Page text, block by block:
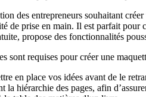
des entrepreneurs souhaitant
de prise en main. Il est parfait pour
propose des fonctionnalités
sont requises pour créer une
en place vos idées avant de le
la hiérarchie des pages, afin